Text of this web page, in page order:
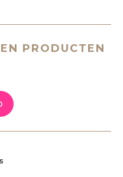
PRODUCTEN